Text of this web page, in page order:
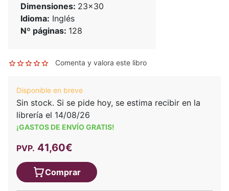
Dimensiones: 23x30
Idioma: Inglés
Nº páginas: 128
Comenta y valora este libro
Disponible en breve
Sin stock. Si se pide hoy, se estima recibir en la
librería el 14/08/26
¡GASTOS DE ENVÍO GRATIS!
PVP. 41,60€
Comprar